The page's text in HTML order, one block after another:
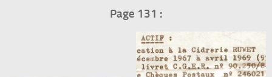
Page 131 :